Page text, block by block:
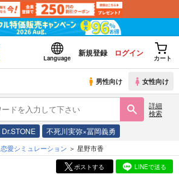
Language
新規登録 ログイン
カート
男性向け 女性向け
詳細
検索
Dr.STONE 不死川実弥×冨岡義勇
恋愛シミュレーション 星野市香
ポストする LINEで送る